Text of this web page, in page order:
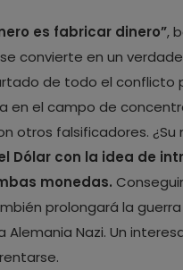
es fabricar dinero”,
convierte en un
de todo el conflicto
en el campo de
otros falsificadores. ¿Su
Dólar con la idea de
monedas.
prolongará la
Nazi. Un